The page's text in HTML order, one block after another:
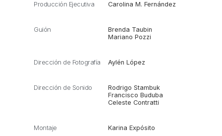
Producción Ejecutiva Carolina M. Fernández
Guión
Brenda Taubin
Mariano Pozzi
Dirección de Fotografía Aylén López
Dirección de Sonido
Rodrigo Stambuk
Francisco Buduba
Celeste Contratti
Montaje Karina Expósito